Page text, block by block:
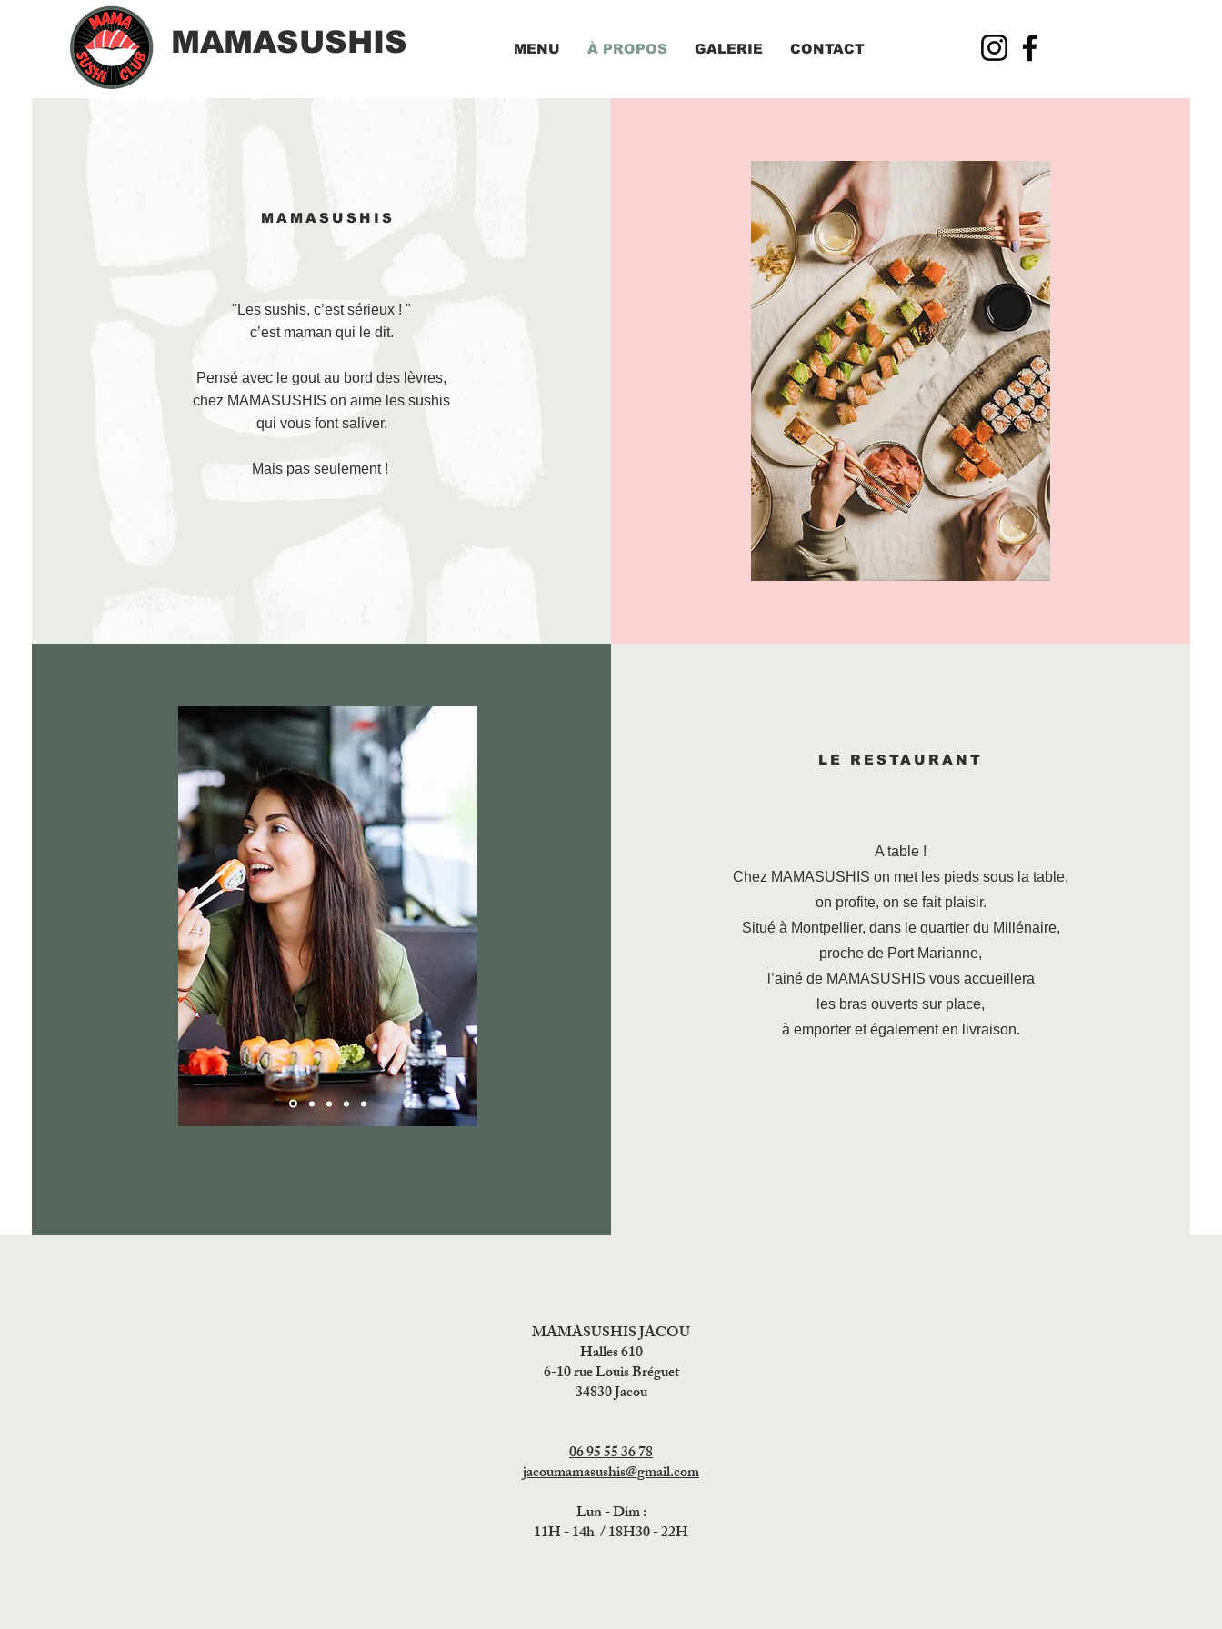
MAMASUSHIS MENU À PROPOS GALERIE CONTACT
MAMASUSHIS
"Les sushis, c’est sérieux ! "
c’est maman qui le dit.
Pensé avec le gout au bord des lèvres,
chez MAMASUSHIS on aime les sushis
qui vous font saliver.
Mais pas seulement !
LE RESTAURANT
A table !
Chez MAMASUSHIS on met les pieds sous la table,
on profite, on se fait plaisir.
Situé à Montpellier, dans le quartier du Millénaire,
proche de Port Marianne,
l’ainé de MAMASUSHIS vous accueillera
les bras ouverts sur place,
à emporter et égalementen livraison.
MAMASUSHIS JACOU
Halles 610
6-10 rue Louis Bréguet
34830 Jacou
06 95 55 36 78
jacoumamasushis@gmail.com
Lun - Dim :
11H - 14h / 18H30 - 22H